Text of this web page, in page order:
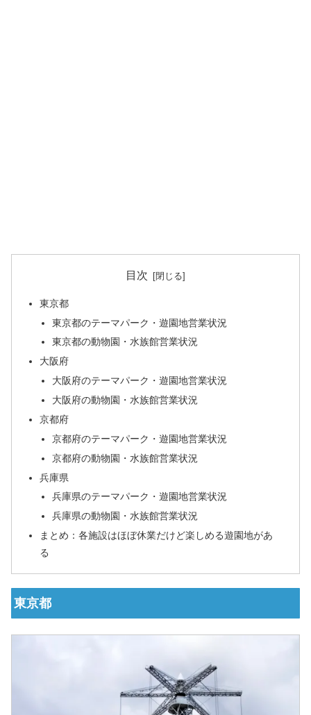
目次
東京都
東京都のテーマパーク・遊園地営業状況
東京都の動物園・水族館営業状況
大阪府
大阪府のテーマパーク・遊園地営業状況
大阪府の動物園・水族館営業状況
京都府
京都府のテーマパーク・遊園地営業状況
京都府の動物園・水族館営業状況
兵庫県
兵庫県のテーマパーク・遊園地営業状況
兵庫県の動物園・水族館営業状況
まとめ：各施設はほぼ休業だけど楽しめる遊園地があ
る
東京都